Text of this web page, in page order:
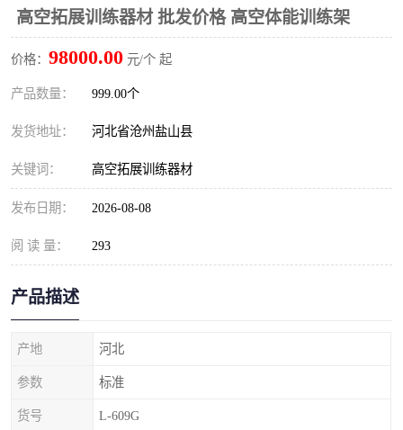
高空拓展训练器材 批发价格 高空体能训练架
价格： 98000.00 元/个 起
产品数量： 999.00个
发货地址： 河北省沧州盐山县
关键词： 高空拓展训练器材
发布日期： 2026-08-08
阅 读 量： 293
产品描述
产地 河北
参数 标准
货号 L-609G